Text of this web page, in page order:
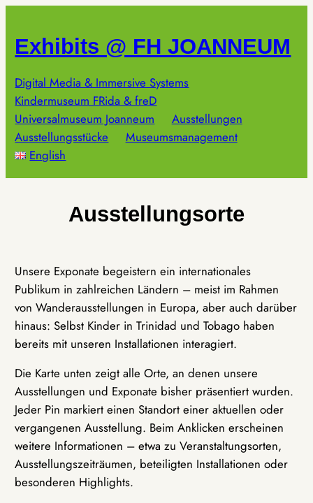
springen
Exhibits @ FH JOANNEUM
Digital Media & Immersive Systems
Kindermuseum FRida & freD
Universalmuseum Joanneum
Ausstellungen
Ausstellungsstücke
Museumsmanagement
English
Ausstellungsorte
Unsere Exponate begeistern ein internationales
Publikum in zahlreichen Ländern – meist im Rahmen
von Wanderausstellungen in Europa, aber auch darüber
hinaus: Selbst Kinder in Trinidad und Tobago haben
bereits mit unseren Installationen interagiert.
Die Karte unten zeigt alle Orte, an denen unsere
Ausstellungen und Exponate bisher präsentiert wurden.
Jeder Pin markiert einen Standort einer aktuellen oder
vergangenen Ausstellung. Beim Anklicken erscheinen
weitere Informationen – etwa zu Veranstaltungsorten,
Ausstellungszeiträumen, beteiligten Installationen oder
besonderen Highlights.